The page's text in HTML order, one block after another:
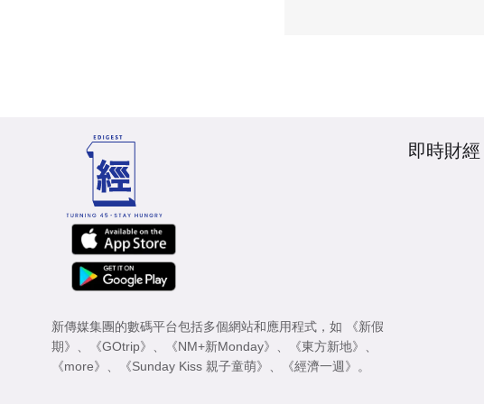
新傳媒集團的數碼平台包括多個網站和應用程式，如
《新假
期》
《GOtrip》 《NM+新Monday》 《東方新地》
《more》
《Sunday Kiss 親子童萌》 《經濟一週》 。
即時財經